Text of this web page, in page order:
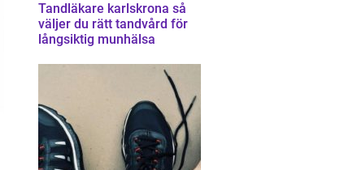
Tandläkare karlskrona så
väljer du rätt tandvård för
långsiktig munhälsa